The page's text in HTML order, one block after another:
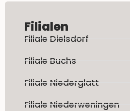
Filialen
Filiale Dielsdorf
Filiale Buchs
Filiale Niederglatt
Filiale Niederweningen